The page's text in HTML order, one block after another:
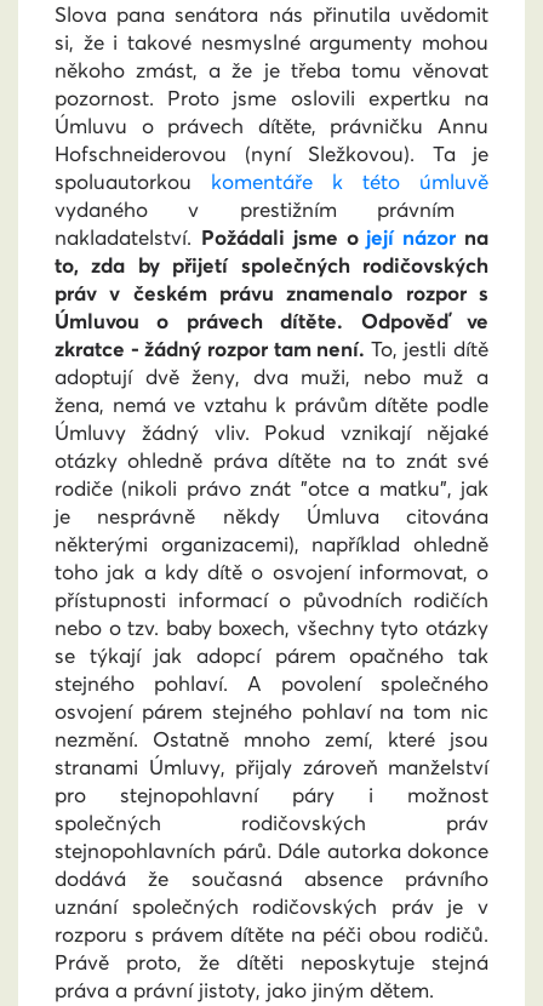
Slova pana senátora nás přinutila uvědomit
si, že i takové nesmyslné argumenty mohou
někoho zmást, a že je třeba tomu věnovat
pozornost. Proto jsme oslovili expertku na
Úmluvu o právech dítěte, právničku Annu
Hofschneiderovou (nyní Sležkovou). Ta je
spoluautorkou komentáře k této úmluvě
vydaného v prestižním právním
nakladatelství. Požádali jsme ojejí názor na
to, zda by přijetí společných rodičovských
práv v českém právu znamenalo rozpor s
Úmluvou o právech dítěte. Odpověď ve
zkratce - žádný rozpor tam není. To, jestli dítě
adoptují dvě ženy, dva muži, nebo muž a
žena, nemá ve vztahu k právům dítěte podle
Úmluvy žádný vliv. Pokud vznikají nějaké
otázky ohledně práva dítěte na to znát své
rodiče (nikoli právo znát "otce a matku", jak
je nesprávně někdy Úmluva citována
některými organizacemi), například ohledně
toho jak a kdy dítě o osvojení informovat, o
přístupnosti informací o původních rodičích
nebo o tzv. baby boxech, všechny tyto otázky
se týkají jak adopcí párem opačného tak
stejného pohlaví. A povolení společného
osvojení párem stejného pohlaví na tom nic
nezmění. Ostatně mnoho zemí, které jsou
stranami Úmluvy, přijaly zároveň manželství
pro stejnopohlavní páry i možnost
společných rodičovských práv
stejnopohlavních párů. Dále autorka dokonce
dodává že současná absence právního
uznání společných rodičovských práv je v
rozporu s právem dítěte na péči obou rodičů.
Právě proto, že dítěti neposkytuje stejná
práva a právní jistoty, jako jiným dětem.